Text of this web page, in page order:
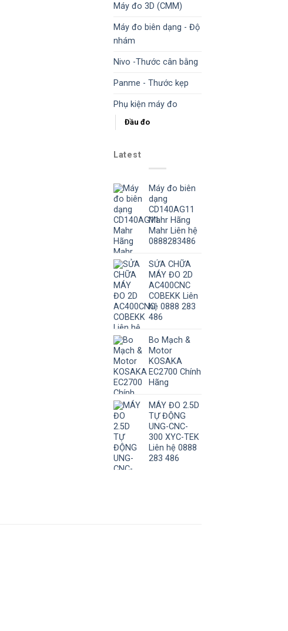
Máy đo 3D (CMM)
Máy đo biên dạng - Độ
nhám
Nivo -Thước cân bằng
Panme - Thước kẹp
Phụ kiện máy đo
Đầu đo
Latest
Máy đo biên
dạng
CD140AG11
Mahr Hãng
Mahr Liên hệ
0888283486
SỬA CHỮA
MÁY ĐO 2D
AC400CNC
COBEKK Liên
hệ 0888 283
486
Bo Mạch &
Motor
KOSAKA
EC2700 Chính
Hãng
MÁY ĐO 2.5D
TỰ ĐỘNG
UNG-CNC-
300 XYC-TEK
Liên hệ 0888
283 486